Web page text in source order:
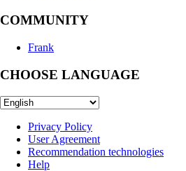
COMMUNITY
Frank
CHOOSE LANGUAGE
Privacy Policy
User Agreement
Recommendation technologies
Help